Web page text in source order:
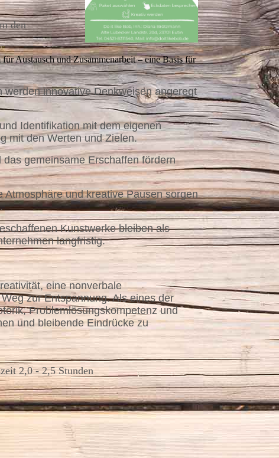
den
Austausch und Zusammenarbeit – eine Basis für
innovative Denkweisen angeregt
Identifikation mit dem eigenen
mit den Werten und Zielen.
gemeinsame Erschaffen fördern
Atmosphäre und kreative Pausen sorgen
Kunstwerke bleiben als
langfristig.
eine nonverbale
zur Entspannung. Als eines der
Problemlösungskompetenz und
und bleibende Eindrücke zu
2,0 - 2,5 Stunden